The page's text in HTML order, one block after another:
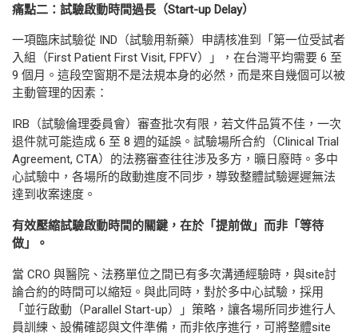
痛點二：試驗啟動時間過長（Start-up Delay）
一項臨床試驗從 IND（試驗用新藥）申請核准到「第一位受試者
入組（First Patient First Visit, FPFV）」，在台灣平均需要 6 至
9 個月。這段空窗期不是法規本身的必然，而是來自幾個可以被
主動管理的因素：
IRB（試驗倫理委員會）審查批次有限，若文件品質不佳，一次
退件就可能造成 6 至 8 週的延誤。試驗場所合約（Clinical Trial
Agreement, CTA）的法務審查往往涉及多方，曠日廢時。多中
心試驗中，各場所的啟動進度不同步，導致整體試驗遲遲無法
達到收案速度。
有效壓縮試驗啟動時間的關鍵，在於「提前做」而非「等待
做」。
當 CRO 與醫院、法務單位之間已有多次溝通經驗時，與site討
論合約的時間可以縮短。與此同時，對於多中心試驗，採用
「並行啟動（Parallel Start-up）」策略，讓各場所同步進行人
員訓練、設備確認與文件準備，而非依序進行，可將整體site